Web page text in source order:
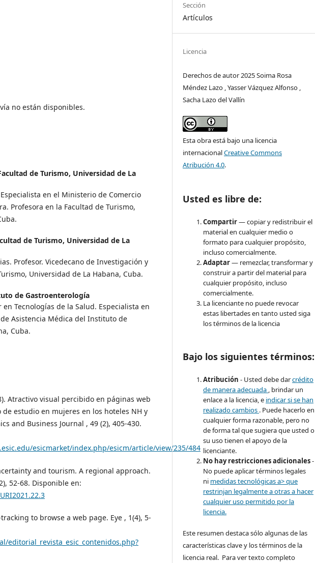
no están disponibles.
de Turismo, Universidad de La
en el Ministerio de Comercio
Profesora en la Facultad de Turismo,
de Turismo, Universidad de La
Profesor. Vicedecano de Investigación y
Universidad de La Habana, Cuba.
de Gastroenterología
Tecnologías de la Salud. Especialista en
Asistencia Médica del Instituto de
Cuba.
Atractivo visual percibido en páginas web
estudio en mujeres en los hoteles NH y
and Business Journal , 49 (2), 405-430.
esicmarket/index.php/esicm/article/view/235/484
and tourism. A regional approach.
52-68. Disponible en:
to browse a web page. Eye , 1(4), 5-
editorial_revista_esic_contenidos.php?
Sección
Artículos
Licencia
Derechos de autor 2025 Soima Rosa
Méndez Lazo , Yasser Vázquez Alfonso ,
Sacha Lazo del Vallín
Esta obra está bajo una licencia
internacionalCreative Commons
Atribución 4.0.
Usted es libre de:
Compartir— copiar y redistribuir el
material en cualquier medio o
formato para cualquier propósito,
incluso comercialmente.
Adaptar— remezclar, transformar y
construir a partir del material para
cualquier propósito, incluso
comercialmente.
La licenciante no puede revocar
estas libertades en tanto usted siga
los términos de la licencia
Bajo los siguientes términos:
Atribución- Usted debe darcrédito
de manera adecuada , brindar un
enlace a la licencia, e indicar si se han
realizado cambios . Puede hacerlo en
cualquier forma razonable, pero no
de forma tal que sugiera que usted o
su uso tienen el apoyo de la
licenciante.
No hay restricciones adicionales-
No puede aplicar términos legales
ni medidas tecnológicas a> que
restrinjan legalmente a otras a hacer
cualquier uso permitido por la
licencia.
Este resumen destaca sólo algunas de las
características clave y los términos de la
licencia real. Para ver texto completo